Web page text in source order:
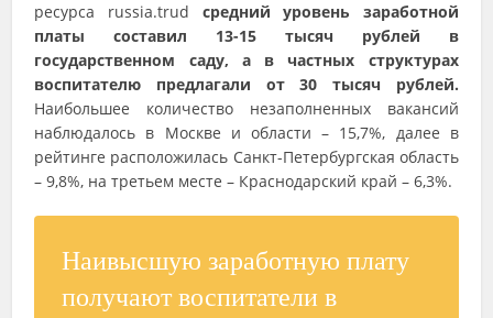
ресурса russia.trud средний уровень заработной
платы составил 13-15 тысяч рублей в
государственном саду, а в частных структурах
воспитателю предлагали от 30 тысяч рублей.
Наибольшее количество незаполненных вакансий
наблюдалось в Москве и области – 15,7%, далее в
рейтинге расположилась Санкт-Петербургская область
– 9,8%, на третьем месте – Краснодарский край – 6,3%.
Наивысшую заработную плату
получают воспитатели в